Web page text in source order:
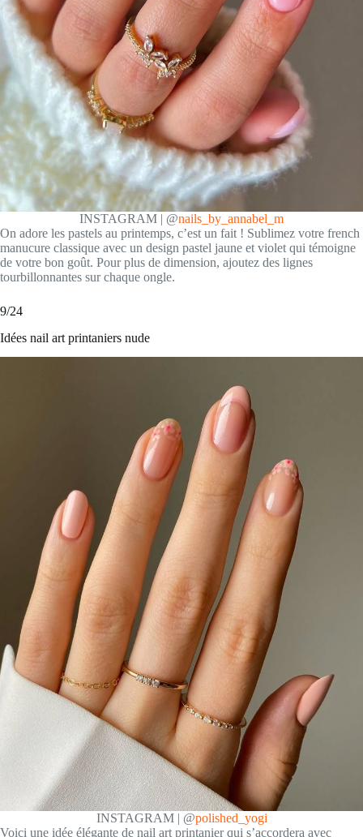
INSTAGRAM | @nails_by_annabel_m
On adore les pastels au printemps, c’est un fait ! Sublimez votre french
manucure classique avec un design pastel jaune et violet qui témoigne
de votre bon goût. Pour plus de dimension, ajoutez des lignes
tourbillonnantes sur chaque ongle.
9/24
Idées nail art printaniers nude
INSTAGRAM | @polished_yogi
Voici une idée élégante de nail art printanier qui s’accordera avec